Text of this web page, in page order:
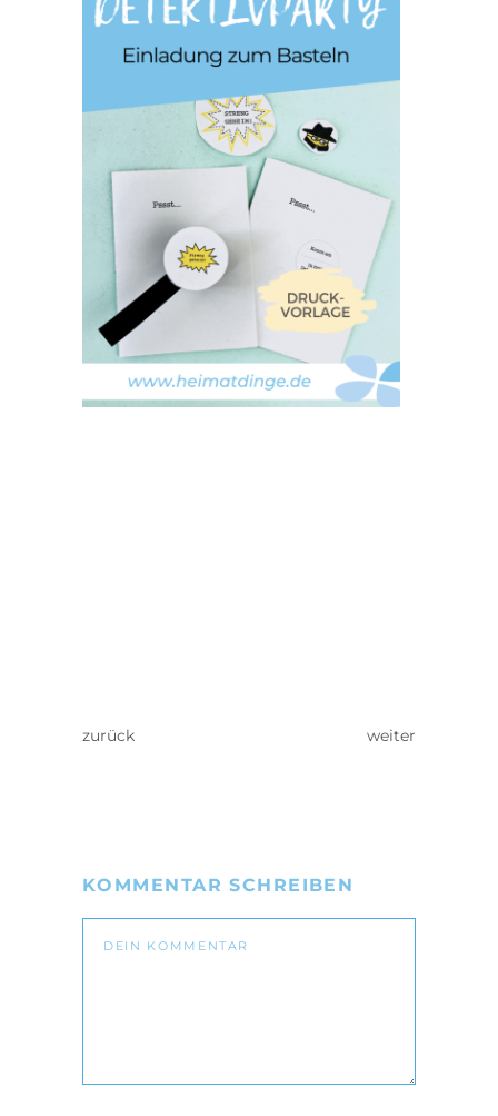
zurück weiter
KOMMENTAR SCHREIBEN